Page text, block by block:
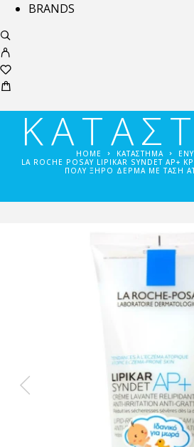
BRANDS
HOME ΚΑΤΑΣΤΗΜΑ
LA ROCHE POSAY LIPIKAR SYNDET
ΠΟΛΎ ΞΗΡΌ ΔΈΡΜΑ ΜΕ ΤΆΣΗ